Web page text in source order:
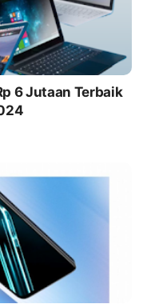
6 Jutaan Terbaik